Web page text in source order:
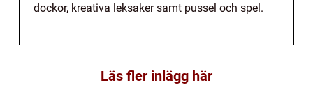
dockor, kreativa leksaker samt pussel och spel.
Läs fler inlägg här